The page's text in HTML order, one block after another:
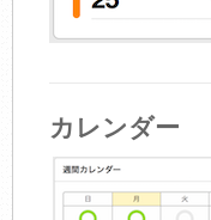
カレンダー